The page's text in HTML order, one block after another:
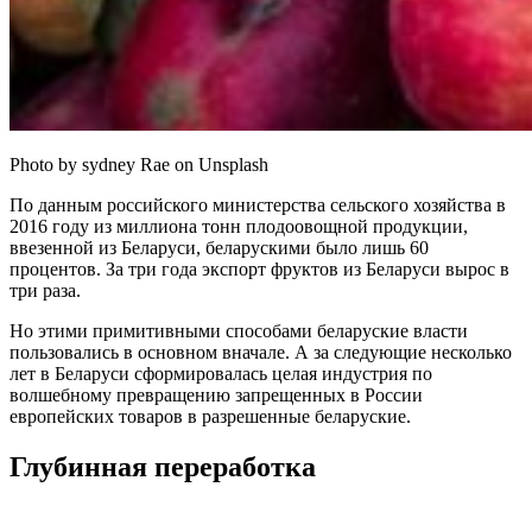
Photo by sydney Rae on Unsplash
По данным российского министерства сельского хозяйства в
2016 году из миллиона тонн плодоовощной продукции,
ввезенной из Беларуси, беларускими было лишь 60
процентов. За три года экспорт фруктов из Беларуси вырос в
три раза.
Но этими примитивными способами беларуские власти
пользовались в основном вначале. А за следующие несколько
лет в Беларуси сформировалась целая индустрия по
волшебному превращению запрещенных в России
европейских товаров в разрешенные беларуские.
Глубинная переработка